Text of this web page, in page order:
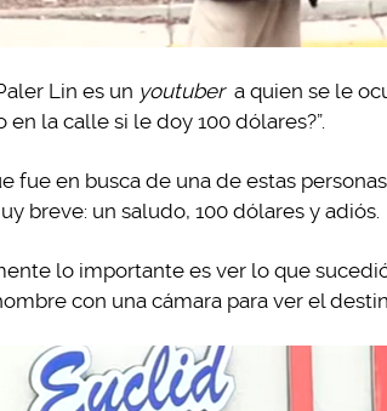
Lin es un youtuber a quien se le
en la calle si le doy 100 dólares?”.
fue en busca de una de estas
breve: un saludo, 100 dólares y adiós.
lo importante es ver lo que
con una cámara para ver el